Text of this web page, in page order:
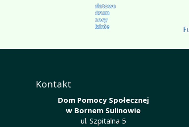
Kontakt
Dom Pomocy Społecznej
w Bornem Sulinowie
ul. Szpitalna 5